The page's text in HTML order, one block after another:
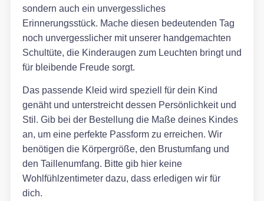
sondern auch ein unvergessliches
Erinnerungsstück. Mache diesen bedeutenden Tag
noch unvergesslicher mit unserer handgemachten
Schultüte, die Kinderaugen zum Leuchten bringt und
für bleibende Freude sorgt.
Das passende Kleid wird speziell für dein Kind
genäht und unterstreicht dessen Persönlichkeit und
Stil. Gib bei der Bestellung die Maße deines Kindes
an, um eine perfekte Passform zu erreichen. Wir
benötigen die Körpergröße, den Brustumfang und
den Taillenumfang. Bitte gib hier keine
Wohlfühlzentimeter dazu, dass erledigen wir für
dich.